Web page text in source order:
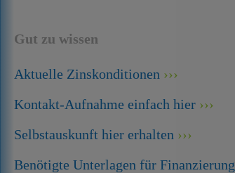
Gut zu wissen
Aktuelle Zinskonditionen
Kontakt-Aufnahme einfach hier
Selbstauskunft hier erhalten
Benötigte Unterlagen für Finanzierung